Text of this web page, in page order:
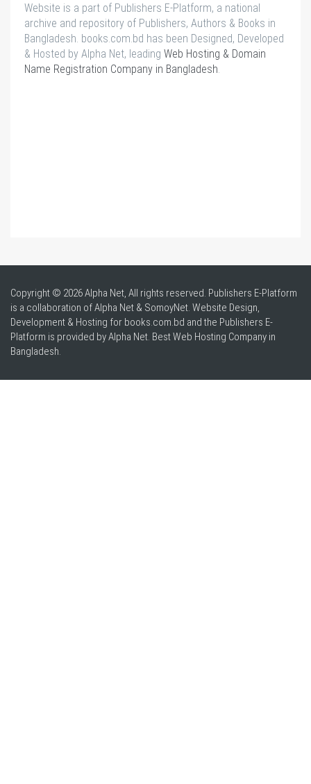
Website is a part of Publishers E-Platform, a national
archive and repository of Publishers, Authors & Books in
Bangladesh. books.com.bd has been Designed, Developed
& Hosted by Alpha Net, leading Web Hosting & Domain
Name Registration Company in Bangladesh
Copyright © 2026 Alpha Net, All rights reserved. Publishers E-Platform
is a collaboration of Alpha Net & SomoyNet. Website Design,
Development & Hosting for books.com.bd and the Publishers E-
Platform is provided by Alpha Net. BestWeb Hosting Company in
Bangladesh.